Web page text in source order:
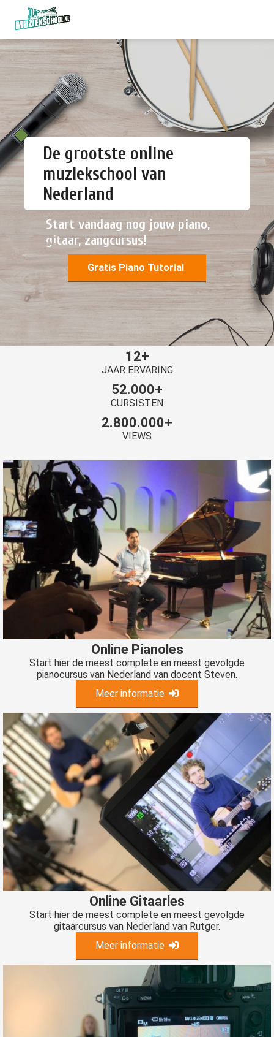
De grootste online
muziekschool van
Nederland
Start vandaag nog jouw piano,
gitaar, zangcursus!
Gratis Piano Tutorial
12+
JAAR ERVARING
52.000+
CURSISTEN
2.800.000+
VIEWS
Online Pianoles
Start hier de meest complete en meest gevolgde
pianocursus van Nederland van docent Steven.
Meer informatie
Online Gitaarles
Start hier de meest complete en meest gevolgde
gitaarcursus van Nederland van Rutger.
Meer informatie